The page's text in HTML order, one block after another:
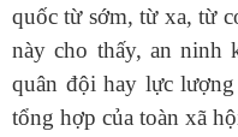
quốc từ sớm, từ xa, từ
này cho thấy, an ninh
quân đội hay lực
tổng hợp của toàn xã